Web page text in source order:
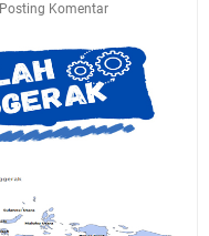
Posting Komentar